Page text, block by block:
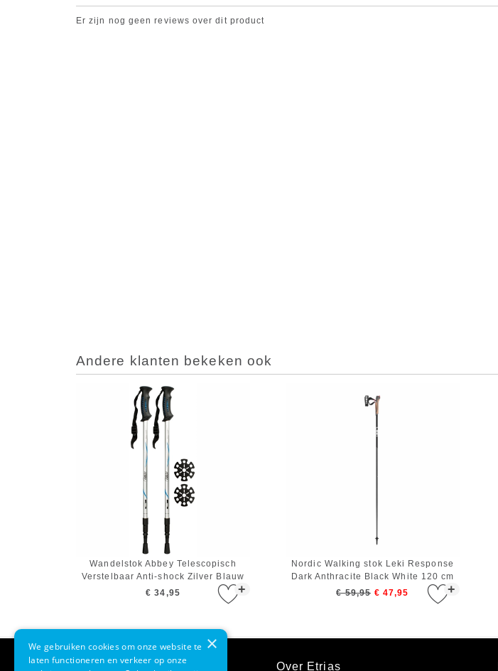
Er zijn nog geen reviews over dit product
Andere klanten bekeken ook
+
Wandelstok Abbey Telescopisch
Verstelbaar Anti-shock Zilver Blauw
Zwart
€ 34,95 +
Nordic Walking stok Leki Response
Dark Anthracite Black White 120 cm
€ 59,95 € 47,95
Klantenservice Over Etrias
×
We gebruiken cookies om onze website te
laten functioneren en verkeer op onze